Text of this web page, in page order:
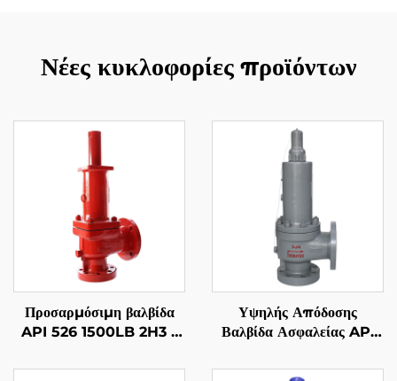
Νέες κυκλοφορίες προϊόντων
Προσαρμόσιμη βαλβίδα
API 526 1500LB 2H3 –
Ρυθμιζόμενη απώλεια
Υψηλής Απόδοσης
Βαλβίδα Ασφαλείας API
WCB/Κοπή 316,